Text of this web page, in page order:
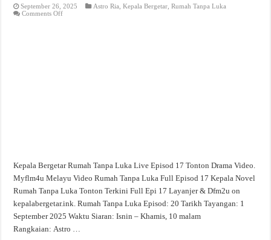
September 26, 2025 Astro Ria ,Kepala Bergetar ,Rumah Tanpa Luka
Comments Offon
Kepala Bergetar Rumah Tanpa Luka Live Episod 17 Tonton Drama Video.
Myflm4u Melayu Video Rumah Tanpa Luka Full Episod 17 Kepala Novel
Rumah Tanpa Luka Tonton Terkini Full Epi 17 Layanjer & Dfm2u on
kepalabergetar.ink. Rumah Tanpa Luka Episod: 20 Tarikh Tayangan: 1
September 2025 Waktu Siaran: Isnin – Khamis, 10 malam
Rangkaian: Astro …